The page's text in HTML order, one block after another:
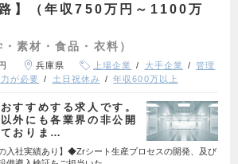
】（年収750万円～1100万
素材・食品・衣料）
兵庫県 上場企業 大手企業
管理
が必要 土日祝休み 年収600万以上
すすめする求人です。
外にも各業界の非公開
おりま…
入社実績あり】◆Zrシート生産プロセスの開発、及び